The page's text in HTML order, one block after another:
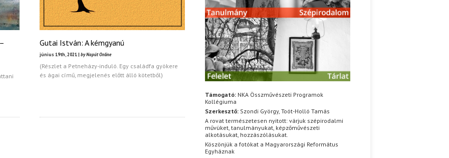
Gutai István: A kémgyanú
június 19th, 2021 | by Napút Online
(Részlet a Petneházy-induló. Egy családfa gyökere
és ágai című, megjelenés előtt álló kötetből)
Támogató: NKA Összművészeti Programok
Kollégiuma
Szerkesztő: Szondi György, Toót-Holló Tamás
A rovat természetesen nyitott: várjuk szépirodalmi
művüket, tanulmányukat, képzőművészeti
alkotásukat, hozzászólásukat.
Köszönjük a fotókat a Magyarországi Református
Egyháznak